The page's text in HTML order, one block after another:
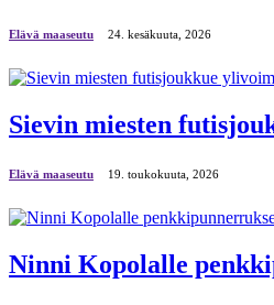
Elävä maaseutu 24. kesäkuuta, 2026
Sievin miesten
Elävä maaseutu 19. toukokuuta, 2026
Ninni Kopolalle